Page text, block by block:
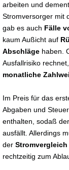
arbeiten und
Stromversorger mit
gab es auch Fälle
kaum Außicht auf
Abschläge haben.
Ausfallrisiko
monatliche
Im Preis für das
Abgaben und
enthalten, sodaß
ausfällt. Allerdings
der
rechtzeitig zum